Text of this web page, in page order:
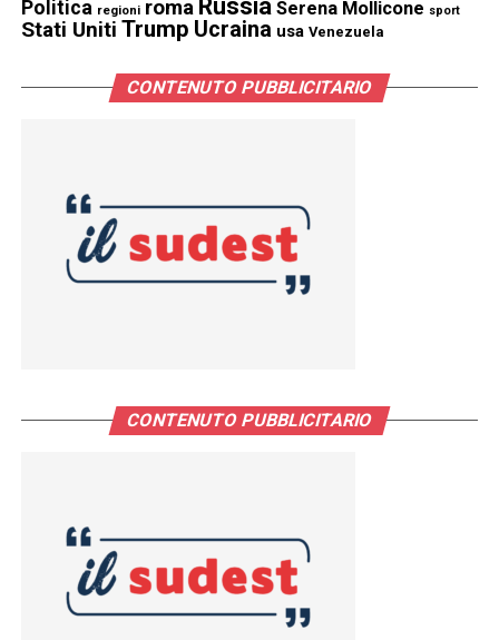
Politica regioni roma Russia Serena Mollicone sport
Stati Uniti Trump Ucraina usa Venezuela
CONTENUTO PUBBLICITARIO
CONTENUTO PUBBLICITARIO